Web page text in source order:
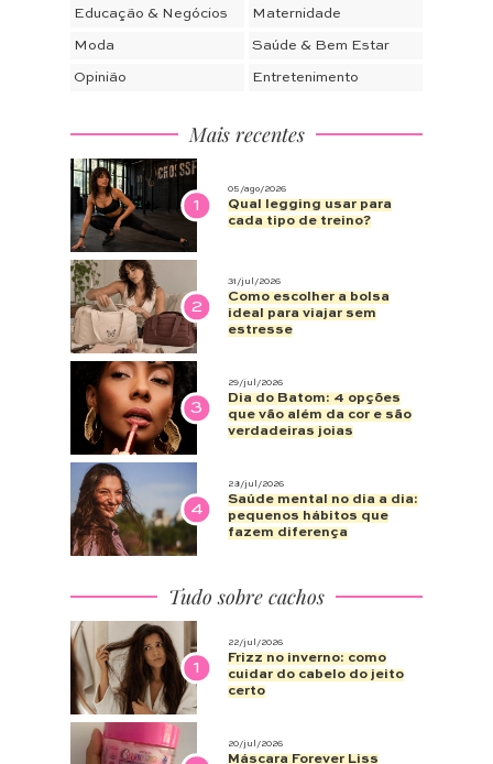
Educação & Negócios Maternidade
Moda Saúde & Bem Estar
Opinião Entretenimento
Mais recentes
1
05/ago/2026
Qual legging usar para
cada tipo de treino?
2
31/jul/2026
Como escolher a bolsa
ideal para viajar sem
estresse
3
29/jul/2026
Dia do Batom: 4 opções
que vão além da cor e são
verdadeiras joias
4
28/jul/2026
Saúde mental no dia a dia:
pequenos hábitos que
fazem diferença
Tudo sobre cachos
1
22/jul/2026
Frizz no inverno: como
cuidar do cabelo do jeito
certo
20/jul/2026
Máscara Forever Liss